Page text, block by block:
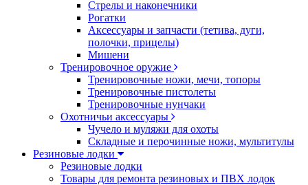
Стрелы и наконечники
Рогатки
Аксессуары и запчасти (тетива, дуги,
полочки, прицелы)
Мишени
Тренировочное оружие
Тренировочные ножи, мечи, топоры
Тренировочные пистолеты
Тренировочные нунчаки
Охотничьи аксессуары
Чучело и муляжи для охоты
Складные и перочинные ножи, мультитулы
Резиновые лодки
Резиновые лодки
Товары для ремонта резиновых и ПВХ лодок